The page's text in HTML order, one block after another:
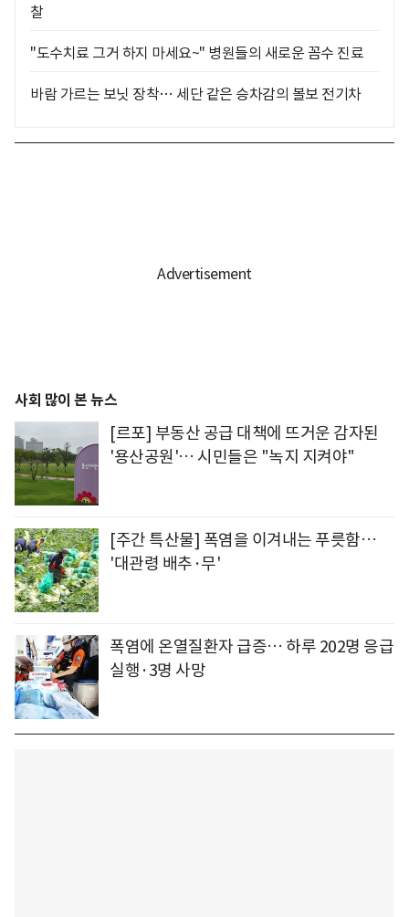
찰
"도수치료 그거 하지 마세요~" 병원들의 새로운 꼼수 진료
바람 가르는 보닛 장착… 세단 같은 승차감의 볼보 전기차
사회 많이 본 뉴스
[르포] 부동산 공급 대책에 뜨거운 감자된
'용산공원'… 시민들은 "녹지 지켜야"
[주간 특산물] 폭염을 이겨내는 푸릇함…
'대관령 배추·무'
폭염에 온열질환자 급증… 하루 202명 응급
실행·3명 사망